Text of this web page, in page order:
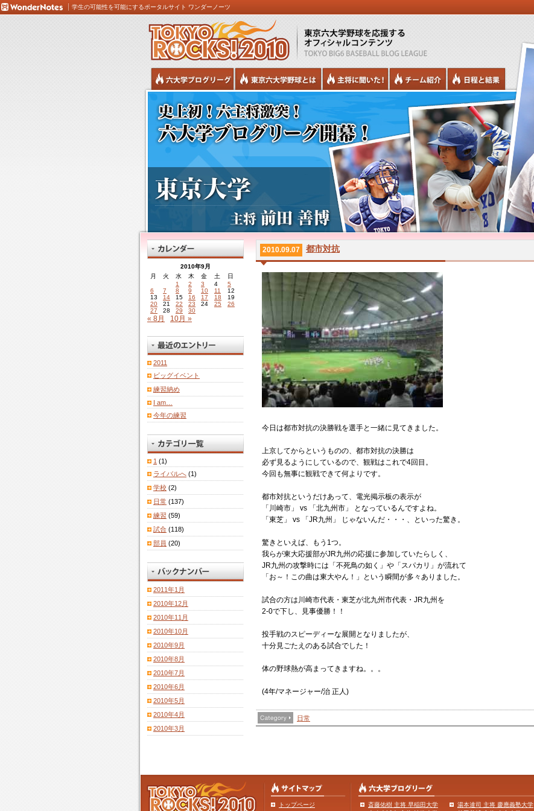
学生の可能性を可能にするポータルサイト ワンダーノーツ
2010.09.07 都市対抗
今日は都市対抗の決勝戦を選手と一緒に見てきました。
上京してからというものの、都市対抗の決勝は
必ず見るようにしているので、観戦はこれで4回目。
今回も無事に観戦できて何よりです。
都市対抗というだけあって、電光掲示板の表示が
「川崎市」 vs 「北九州市」 となっているんですよね。
「東芝」 vs 「JR九州」 じゃないんだ・・・、といった驚き。
驚きといえば、もう1つ。
我らが東大応援部がJR九州の応援に参加していたらしく、
JR九州の攻撃時には「不死鳥の如く」や「スパカリ」が流れて
「お～！この曲は東大やん！」という瞬間が多々ありました。
試合の方は川崎市代表・東芝が北九州市代表・JR九州を
2-0で下し、見事優勝！！
投手戦のスピーディーな展開となりましたが、
十分見ごたえのある試合でした！
体の野球熱が高まってきますね。。。
(4年/マネージャー/治 正人)
日常
2010年9月
月
火 水 木 金 土
日
1
2 3 4
5
6
7 8 9 10 11
12
13
14 15 16 17 18
19
20
21 22 23 24 25
26
27
28 29 30
« 8月 10月 »
2011
ビッグイベント
練習納め
I am…
今年の練習
1 (1)
ライバルへ (1)
学校 (2)
日常 (137)
練習 (59)
試合 (118)
部員 (20)
2011年1月
2010年12月
2010年11月
2010年10月
2010年9月
2010年8月
2010年7月
2010年6月
2010年5月
2010年4月
2010年3月
トップページ 斎藤佑樹 主将 早稲田大学 湯本達司 主将 慶應義塾大学